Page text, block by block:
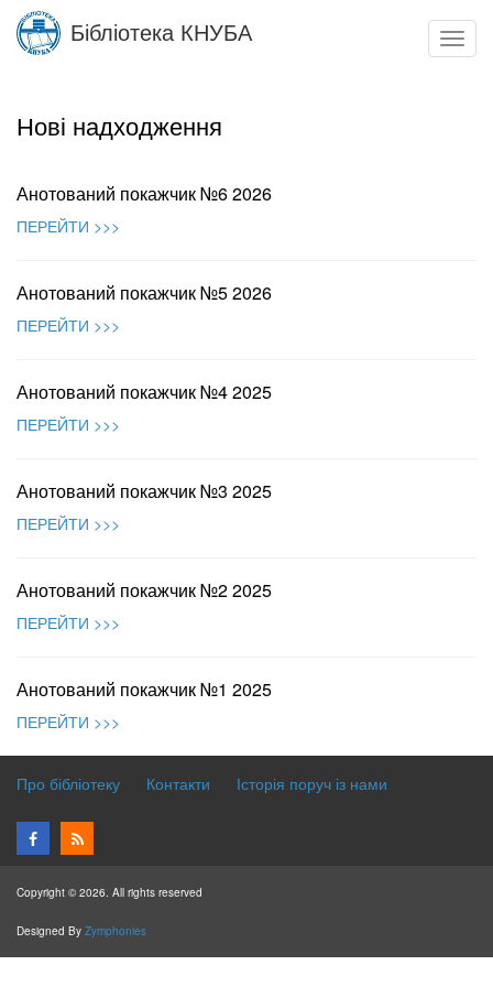
Skip
main
Бібліотека КНУБА
Нові надходження
Анотований покажчик №6 2026
ПЕРЕЙТИ >>>
Анотований покажчик №5 2026
ПЕРЕЙТИ >>>
Анотований покажчик №4 2025
ПЕРЕЙТИ >>>
Анотований покажчик №3 2025
ПЕРЕЙТИ >>>
Анотований покажчик №2 2025
ПЕРЕЙТИ >>>
Анотований покажчик №1 2025
ПЕРЕЙТИ >>>
Про бібліотеку Контакти Історія поруч із нами
Copyright © 2026. All rights reserved
Designed By Zymphonies